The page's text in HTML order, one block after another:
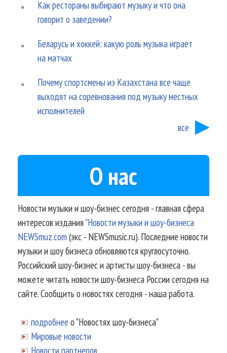
Как рестораны выбирают музыку и что она
говорит о заведении?
Беларусь и хоккей: какую роль музыка играет
на матчах
Почему спортсмены из Казахстана все чаще
выходят на соревнования под музыку местных
исполнителей
все
О нас
Новости музыки и шоу-бизнес сегодня - главная сфера
интересов издания"Новости музыки и шоу-бизнеса
NEWSmuz.com(экс - NEWSmusic.ru). Последние новости
музыки и шоу бизнеса обновляются круглосуточно.
Российский шоу-бизнес и артисты шоу-бизнеса - вы
можете читать новости шоу-бизнеса России сегодня на
сайте. Сообщить о новостях сегодня - наша работа.
подробнее о "Новостях шоу-бизнеса"
Мировые новости
Новости партнеров